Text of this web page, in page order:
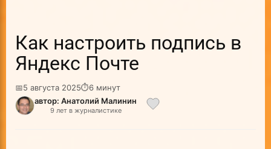
Как настроить подпись в
Яндекс Почте
📅5 августа 2025⏱6 минут
автор: Анатолий Малинин
9 лет в журналистике